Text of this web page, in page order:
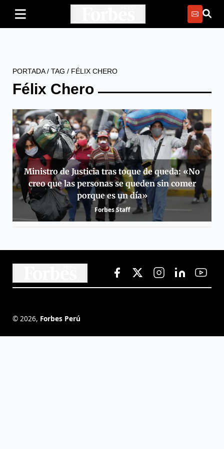
PORTADA/ TAG / FÉLIX CHERO
Félix Chero
Ministro de Justicia tras toque de queda: «No
creo que las personas se queden sin comer
porque es un día»
Forbes Staff
© 2026, Forbes Perú